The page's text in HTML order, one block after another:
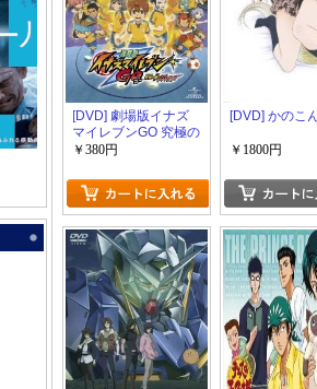
[DVD] 劇場版イナズ
マイレブンGO 究極の
絆 グリフォン
￥380円
[DVD] かのこ
￥1800円